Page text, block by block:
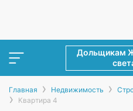
Дольщикам
Главная › Недвижимость ›
› Квартира 4